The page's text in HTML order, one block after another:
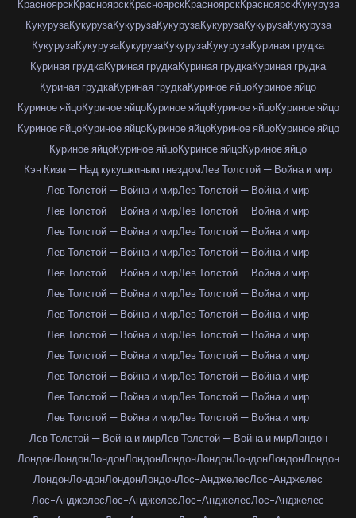
КрасноярскКрасноярскКрасноярскКрасноярскКрасноярскКукуруза
КукурузаКукурузаКукурузаКукурузаКукурузаКукурузаКукуруза
КукурузаКукурузаКукурузаКукурузаКукурузаКуриная грудка
Куриная грудкаКуриная грудкаКуриная грудкаКуриная грудка
Куриная грудкаКуриная грудкаКуриное яйцоКуриное яйцо
Куриное яйцоКуриное яйцоКуриное яйцоКуриное яйцоКуриное яйцо
Куриное яйцоКуриное яйцоКуриное яйцоКуриное яйцоКуриное яйцо
Куриное яйцоКуриное яйцоКуриное яйцоКуриное яйцо
Кэн Кизи — Над кукушкиным гнездомЛев Толстой — Война и мир
Лев Толстой — Война и мирЛев Толстой — Война и мир
Лев Толстой — Война и мирЛев Толстой — Война и мир
Лев Толстой — Война и мирЛев Толстой — Война и мир
Лев Толстой — Война и мирЛев Толстой — Война и мир
Лев Толстой — Война и мирЛев Толстой — Война и мир
Лев Толстой — Война и мирЛев Толстой — Война и мир
Лев Толстой — Война и мирЛев Толстой — Война и мир
Лев Толстой — Война и мирЛев Толстой — Война и мир
Лев Толстой — Война и мирЛев Толстой — Война и мир
Лев Толстой — Война и мирЛев Толстой — Война и мир
Лев Толстой — Война и мирЛев Толстой — Война и мир
Лев Толстой — Война и мирЛев Толстой — Война и мир
Лев Толстой — Война и мирЛев Толстой — Война и мирЛондон
ЛондонЛондонЛондонЛондонЛондонЛондонЛондонЛондонЛондон
ЛондонЛондонЛондонЛондонЛос-АнджелесЛос-Анджелес
Лос-АнджелесЛос-АнджелесЛос-АнджелесЛос-Анджелес